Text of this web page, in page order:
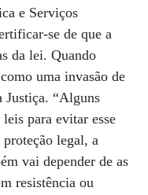
e Serviços
se de que a
da lei. Quando
uma invasão de
Justiça. “Alguns
para evitar esse
legal, a
vai depender de as
resistência ou